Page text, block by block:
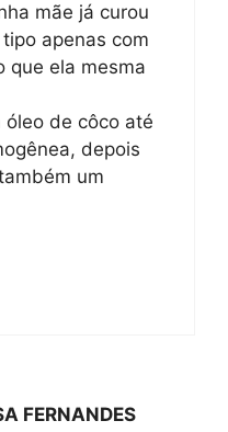
mãe já curou
apenas com
que ela mesma
de côco até
depois
um
FERNANDES